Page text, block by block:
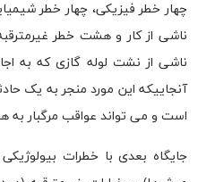
چهار خطر فیزیکی، چهار خطر
ناشی از کار و هشت خطر
ناشی از نشت لوله گازی که به
آنجاییکه این مورد منجر به یک
است و می تواند عواقب مرگبار به
جایگاه بعدی با خطرات